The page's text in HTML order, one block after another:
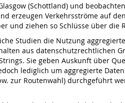
(Schottland) und
erzeugen Verkehrsströme auf
und ziehen so Schlüsse über die
Studien die Nutzung
aus datenschutzrechtlichen
Sie geben Auskunft über
lediglich um aggregierte
zur Routenwahl) durchgeführt